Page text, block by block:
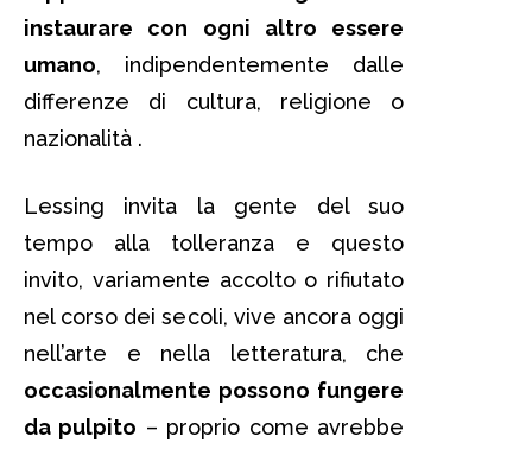
instaurare con ogni altro essere
umano, indipendentemente dalle
differenze di cultura, religione o
nazionalità .
Lessing invita la gente del suo
tempo alla tolleranza e questo
invito, variamente accolto o rifiutato
nel corso dei secoli, vive ancora oggi
nell’arte e nella letteratura, che
occasionalmente possono fungere
da pulpito – proprio come avrebbe